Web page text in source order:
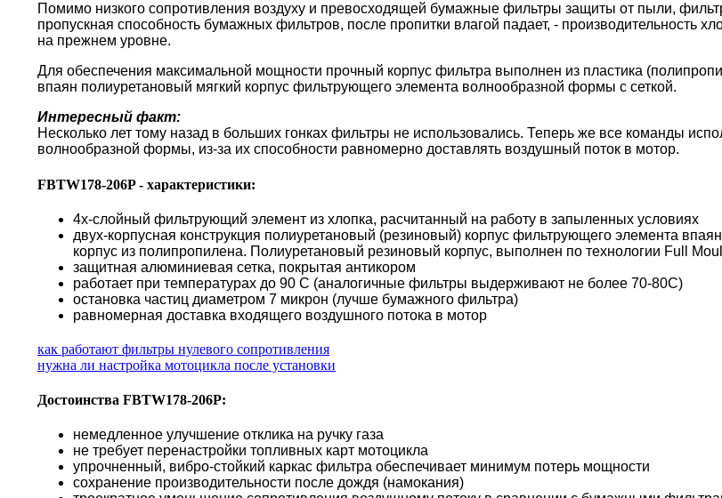
Помимо низкого сопротивления воздуху и превосходящей бумажные фильтры защиты от пыли,
пропускная способность бумажных фильтров, после пропитки влагой падает, - производительность
на прежнем уровне.
Для обеспечения максимальной мощности прочный корпус фильтра выполнен из пластика
впаян полиуретановый мягкий корпус фильтрующего элемента волнообразной формы с сеткой.
Интересный факт:
Несколько лет тому назад в больших гонках фильтры не использовались. Теперь же все команды
волнообразной формы, из-за их способности равномерно доставлять воздушный поток в мотор.
FBTW178-206P - характеристики:
4х-слойный фильтрующий элемент из хлопка, расчитанный на работу в запыленных условиях
двух-корпусная конструкция полиуретановый (резиновый) корпус фильтрующего элемента
корпус из полипропилена. Полиуретановый резиновый корпус, выполнен по технологии Full
защитная алюминиевая сетка, покрытая антикором
работает при температурах до 90 С (аналогичные фильтры выдерживают не более 70-80С)
остановка частиц диаметром 7 микрон (лучше бумажного фильтра)
равномерная доставка входящего воздушного потока в мотор
как работают фильтры нулевого сопротивления
нужна ли настройка мотоцикла после установки
Достоинства FBTW178-206P:
немедленное улучшение отклика на ручку газа
не требует перенастройки топливных карт мотоцикла
упрочненный, вибро-стойкий каркас фильтра обеспечивает минимум потерь мощности
сохранение производительности после дождя (намокания)